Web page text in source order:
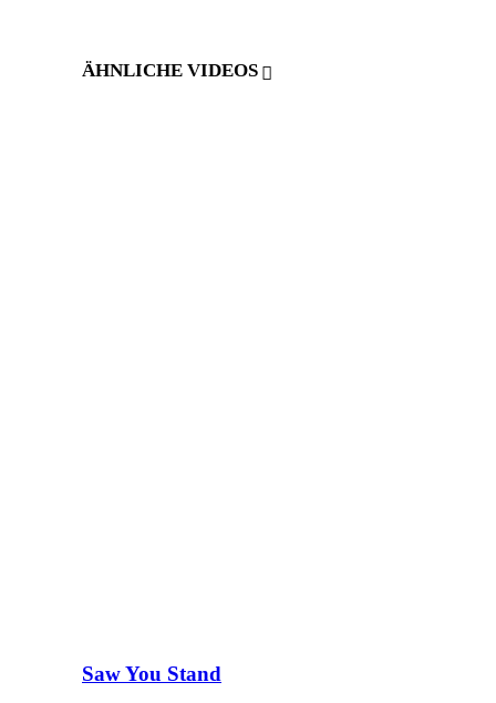
ÄHNLICHE VIDEOS
Saw You Stand